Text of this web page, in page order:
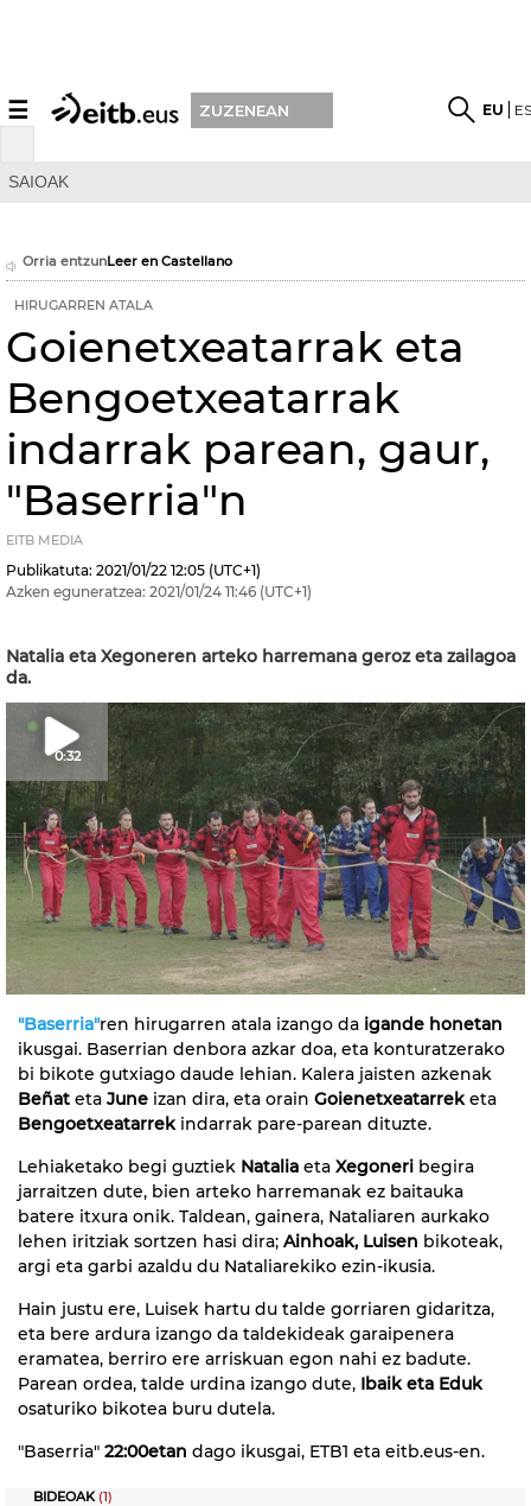
☰ ZUZENEAN EU
SAIOAK
Orria entzunLeer en Castellano
HIRUGARREN ATALA
Goienetxeatarrak eta
Bengoetxeatarrak
indarrak parean, gaur,
"Baserria"n
EITB MEDIA
Publikatuta: 2021/01/22 12:05 (UTC+1)
Azken eguneratzea: 2021/01/24 11:46 (UTC+1)
Natalia eta Xegoneren arteko harremana geroz eta zailagoa
da.
0:32
"Baserria"ren hirugarren atala izango da igande honetan
ikusgai. Baserrian denbora azkar doa, eta konturatzerako
bi bikote gutxiago daude lehian. Kalera jaisten azkenak
Beñat eta June izan dira, eta orain Goienetxeatarrek eta
Bengoetxeatarrek indarrak pare-parean dituzte.
Lehiaketako begi guztiek Natalia eta Xegoneri begira
jarraitzen dute, bien arteko harremanak ez baitauka
batere itxura onik. Taldean, gainera, Nataliaren aurkako
lehen iritziak sortzen hasi dira; Ainhoak, Luisen bikoteak,
argi eta garbi azaldu du Nataliarekiko ezin-ikusia.
Hain justu ere, Luisek hartu du talde gorriaren gidaritza,
eta bere ardura izango da taldekideak garaipenera
eramatea, berriro ere arriskuan egon nahi ez badute.
Parean ordea, talde urdina izango dute, Ibaik eta Eduk
osaturiko bikotea buru dutela.
"Baserria" 22:00etan dago ikusgai, ETB1 eta eitb.eus-en.
BIDEOAK (1)